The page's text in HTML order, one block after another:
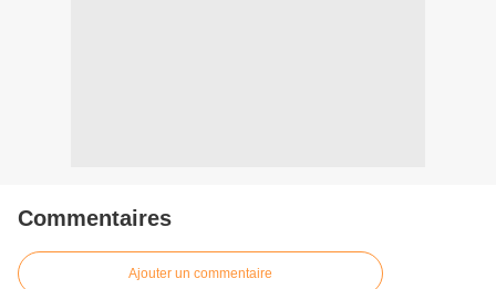
Commentaires
Ajouter un commentaire